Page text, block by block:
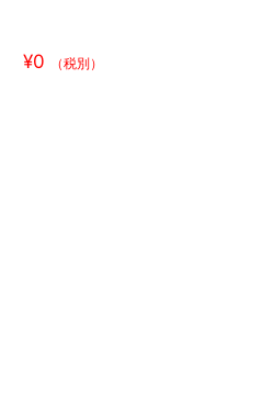
¥0 （税別）